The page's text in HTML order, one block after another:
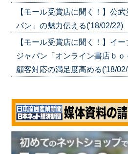
【モール受賞店に聞く！】公
パン」の魅力伝える('18/02/22)
【モール受賞店に聞く！】イ
ジャパン「オンライン書店ｂ
顧客対応の満足度高める('18/